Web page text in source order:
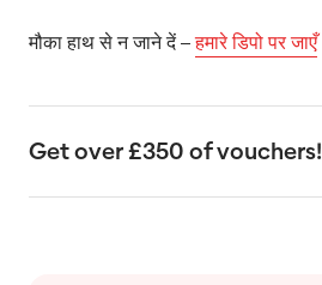
मौका हाथ से न जाने दें –हमारे डिपो पर जाएँ
Get over £350 of vouchers!